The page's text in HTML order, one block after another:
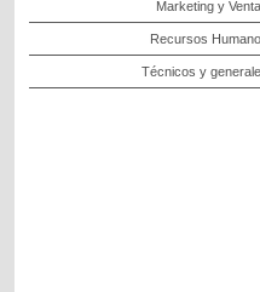
Marketing y
Recursos
Técnicos y